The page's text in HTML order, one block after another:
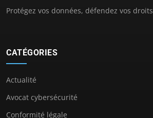
Protégez vos données, défendez vos droits
CATÉGORIES
Actualité
Avocat cybersécurité
Conformité légale